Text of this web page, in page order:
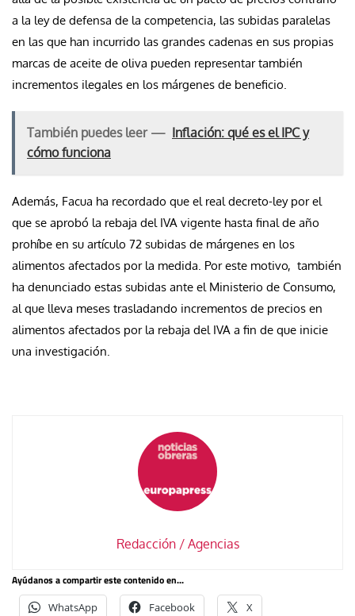
a la ley de defensa de la competencia, las subidas paralelas
en las que han incurrido las grandes cadenas en sus propias
marcas de aceite de oliva pueden representar también
incrementos ilegales en los márgenes de beneficio.
También puedes leer — Inflación: qué es el IPC y
cómo funciona
Además, Facua ha recordado que el real decreto-ley por el
que se aprobó la rebaja del IVA vigente hasta final de año
prohíbe en su artículo 72 subidas de márgenes en los
alimentos afectados por la medida. Por este motivo, también
ha denunciado estas subidas ante el Ministerio de Consumo,
al que lleva meses trasladando incrementos de precios en
alimentos afectados por la rebaja del IVA a fin de que inicie
una investigación.
Redacción / Agencias
Ayúdanos a compartir este contenido en...
WhatsApp Facebook X